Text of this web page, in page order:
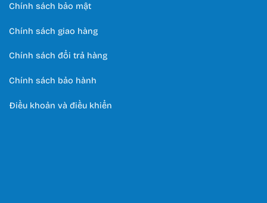
Chính sách bảo mật
Chính sách giao hàng
Chính sách đổi trả hàng
Chính sách bảo hành
Điều khoản và điều khiển